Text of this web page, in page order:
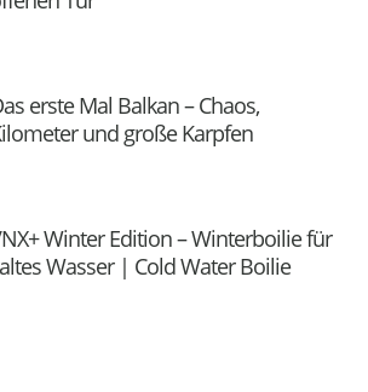
erste Mal Balkan – Chaos,
und große Karpfen
Winter Edition – Winterboilie für
Wasser | Cold Water Boilie